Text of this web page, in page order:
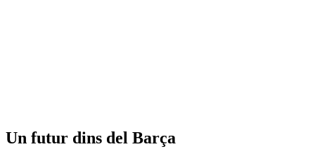
Un futur dins del Barça